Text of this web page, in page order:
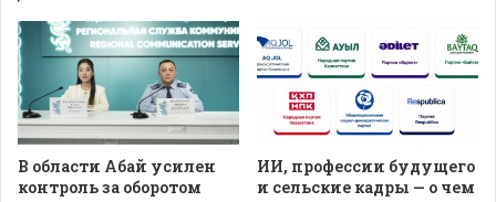
В области Абай усилен
контроль за оборотом
ИИ, профессии будущего
и сельские кадры — о чем